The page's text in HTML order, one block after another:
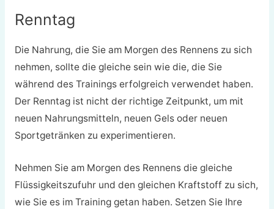
Renntag
Die Nahrung, die Sie am Morgen des Rennens zu sich
nehmen, sollte die gleiche sein wie die, die Sie
während des Trainings erfolgreich verwendet haben.
Der Renntag ist nicht der richtige Zeitpunkt, um mit
neuen Nahrungsmitteln, neuen Gels oder neuen
Sportgetränken zu experimentieren.
Nehmen Sie am Morgen des Rennens die gleiche
Flüssigkeitszufuhr und den gleichen Kraftstoff zu sich,
wie Sie es im Training getan haben. Setzen Sie Ihre